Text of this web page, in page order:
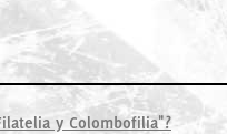
y Colombofilia"?